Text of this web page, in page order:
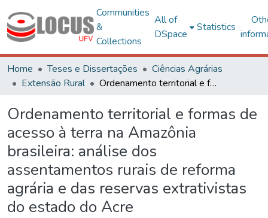
Communities
&
Collections
All of
DSpace
Statistics
Home Teses e Dissertações
Ciências Agrárias
Extensão Rural
Ordenamento territorial e formas de acesso à terra na Amazônia brasileira: análise dos assentamentos rurais de reforma agrária e das reservas extrativistas do estado do Acre
Ordenamento territorial e formas de
acesso à terra na Amazônia
brasileira: análise dos
assentamentos rurais de reforma
agrária e das reservas extrativistas
do estado do Acre